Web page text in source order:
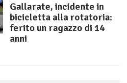
Gallarate, incidente in
bicicletta alla rotatoria:
ferito un ragazzo di 14
anni